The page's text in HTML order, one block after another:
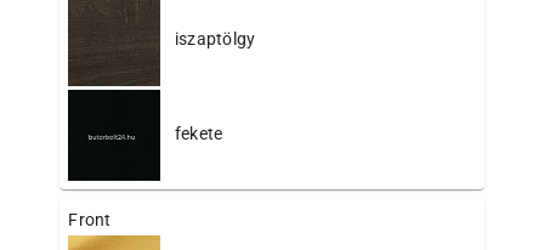
iszaptölgy
fekete
Front